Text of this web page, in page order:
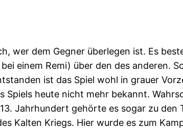
wer dem Gegner überlegen ist. Es
einem Remi) über den des anderen.
ist das Spiel wohl in grauer
heute nicht mehr bekannt.
Jahrhundert gehörte es sogar zu den
Kalten Kriegs. Hier wurde es zum